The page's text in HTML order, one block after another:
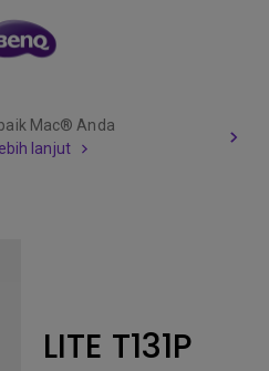
Mac® Anda
lanjut
LITE T131P